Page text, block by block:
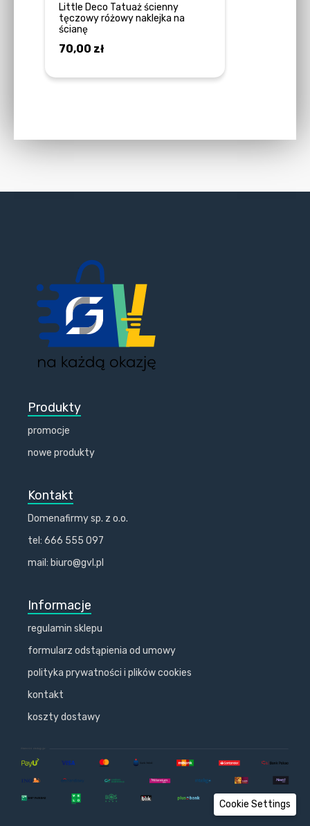
Little Deco Tatuaż ścienny
tęczowy różowy naklejka na
ścianę
70,00 zł
Produkty
promocje
nowe produkty
Kontakt
Domenafirmy sp. z o.o.
tel: 666 555 097
mail: biuro@gvl.pl
Informacje
regulamin sklepu
formularz odstąpienia od umowy
polityka prywatności i plików cookies
kontakt
koszty dostawy
Cookie Settings